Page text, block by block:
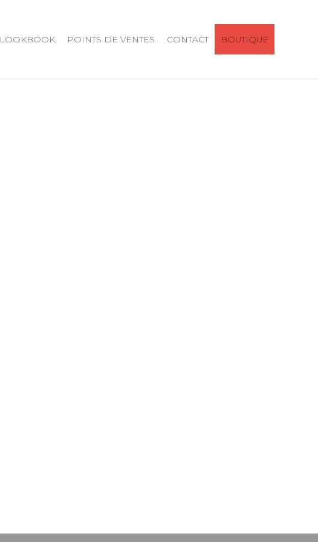
LOOKBOOK POINTS DE VENTES CONTACT BOUTIQUE